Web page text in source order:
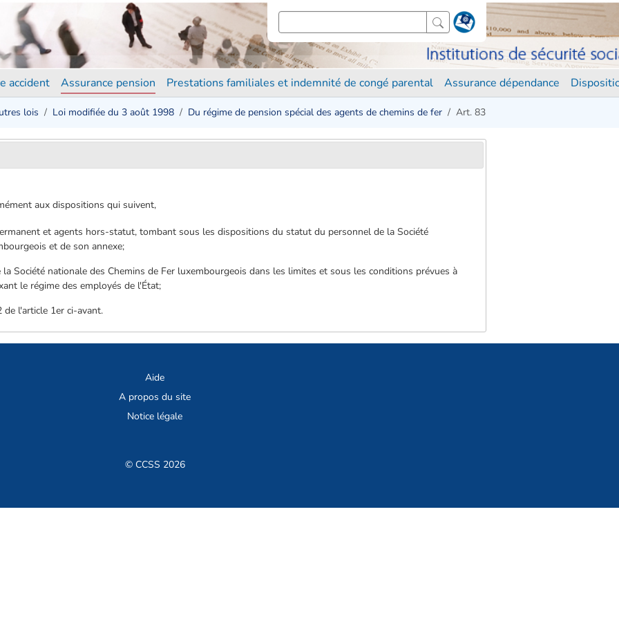
accident Assurance pension Prestations familiales et indemnité de congé parental Assurance dépendance
lois Loi modifiée du 3 août 1998 Du régime de pension spécial des agents de chemins de fer Art. 83
aux dispositions qui suivent,
et agents hors-statut, tombant sous les dispositions du statut du personnel de la Société
et de son annexe;
Société nationale des Chemins de Fer luxembourgeois dans les limites et sous les conditions prévues à
le régime des employés de l'État;
l'article 1er ci-avant.
Aide
A propos du site
Notice légale
© CCSS 2026